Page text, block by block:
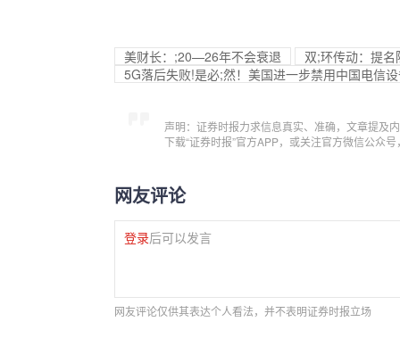
美财长：;20—26年不会衰退
双;环传动：提
5G落后失败!是必;然！美国进一步禁用中国电信
声明：证券时报力求信息真实、准确，文章提及
下载“证券时报”官方APP，或关注官方微信公众
网友评论
登录后可以发言
网友评论仅供其表达个人看法，并不表明证券时报立场